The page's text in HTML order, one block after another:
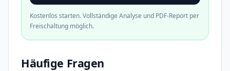
Kostenlos starten. Vollständige Analyse und PDF-Report per
Freischaltung möglich.
Häufige Fragen